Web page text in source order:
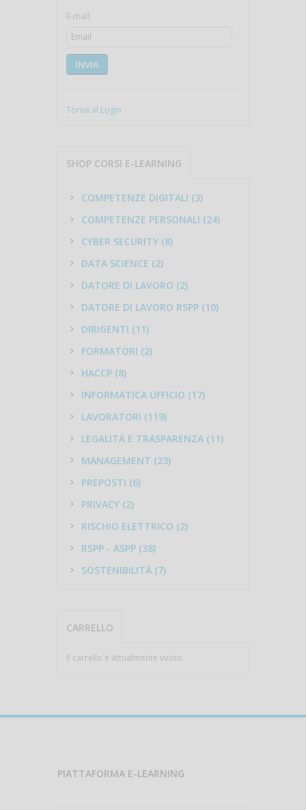
E-mail:
INVIA
Torna al Login
SHOP CORSI E-LEARNING
COMPETENZE DIGITALI (3)
COMPETENZE PERSONALI (24)
CYBER SECURITY (8)
DATA SCIENCE (2)
DATORE DI LAVORO (2)
DATORE DI LAVORO RSPP (10)
DIRIGENTI (11)
FORMATORI (2)
HACCP (8)
INFORMATICA UFFICIO (17)
LAVORATORI (119)
LEGALITÀ E TRASPARENZA (11)
MANAGEMENT (23)
PREPOSTI (6)
PRIVACY (2)
RISCHIO ELETTRICO (2)
RSPP - ASPP (38)
SOSTENIBILITÀ (7)
CARRELLO
Il carrello è attualmente vuoto.
PIATTAFORMA E-LEARNING